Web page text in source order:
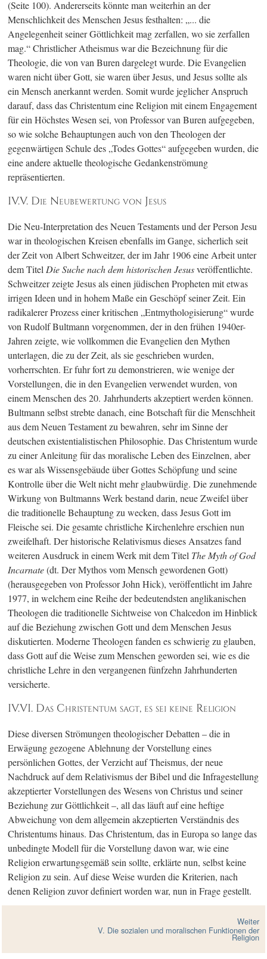
(Seite 100). Andererseits könnte man weiterhin an der
Menschlichkeit des Menschen Jesus festhalten: „... die
Angelegenheit seiner Göttlichkeit mag zerfallen, wo sie zerfallen
mag.“ Christlicher Atheismus war die Bezeichnung für die
Theologie, die von van Buren dargelegt wurde. Die Evangelien
waren nicht über Gott, sie waren über Jesus, und Jesus sollte als
ein Mensch anerkannt werden. Somit wurde jeglicher Anspruch
darauf, dass das Christentum eine Religion mit einem Engagement
für ein Höchstes Wesen sei, von Professor van Buren aufgegeben,
so wie solche Behauptungen auch von den Theologen der
gegenwärtigen Schule des „Todes Gottes“ aufgegeben wurden, die
eine andere aktuelle theologische Gedankenströmung
repräsentierten.
IV.V. Die Neubewertung von Jesus
Die Neu-Interpretation des Neuen Testaments und der Person Jesu
war in theologischen Kreisen ebenfalls im Gange, sicherlich seit
der Zeit von Albert Schweitzer, der im Jahr 1906 eine Arbeit unter
dem Titel Die Suche nach dem historischen Jesusveröffentlichte.
Schweitzer zeigte Jesus als einen jüdischen Propheten mit etwas
irrigen Ideen und in hohem Maße ein Geschöpf seiner Zeit. Ein
radikalerer Prozess einer kritischen „Entmythologisierung“ wurde
von Rudolf Bultmann vorgenommen, der in den frühen 1940er-
Jahren zeigte, wie vollkommen die Evangelien den Mythen
unterlagen, die zu der Zeit, als sie geschrieben wurden,
vorherrschten. Er fuhr fort zu demonstrieren, wie wenige der
Vorstellungen, die in den Evangelien verwendet wurden, von
einem Menschen des 20. Jahrhunderts akzeptiert werden können.
Bultmann selbst strebte danach, eine Botschaft für die Menschheit
aus dem Neuen Testament zu bewahren, sehr im Sinne der
deutschen existentialistischen Philosophie. Das Christentum wurde
zu einer Anleitung für das moralische Leben des Einzelnen, aber
es war als Wissensgebäude über Gottes Schöpfung und seine
Kontrolle über die Welt nicht mehr glaubwürdig. Die zunehmende
Wirkung von Bultmanns Werk bestand darin, neue Zweifel über
die traditionelle Behauptung zu wecken, dass Jesus Gott im
Fleische sei. Die gesamte christliche Kirchenlehre erschien nun
zweifelhaft. Der historische Relativismus dieses Ansatzes fand
weiteren Ausdruck in einem Werk mit dem Titel The Myth of God
Incarnate(dt. Der Mythos vom Mensch gewordenen Gott)
(herausgegeben von Professor John Hick), veröffentlicht im Jahre
1977, in welchem eine Reihe der bedeutendsten anglikanischen
Theologen die traditionelle Sichtweise von Chalcedon im Hinblick
auf die Beziehung zwischen Gott und dem Menschen Jesus
diskutierten. Moderne Theologen fanden es schwierig zu glauben,
dass Gott auf die Weise zum Menschen geworden sei, wie es die
christliche Lehre in den vergangenen fünfzehn Jahrhunderten
versicherte.
IV.VI. Das Christentum sagt, es sei keine Religion
Diese diversen Strömungen theologischer Debatten – die in
Erwägung gezogene Ablehnung der Vorstellung eines
persönlichen Gottes, der Verzicht auf Theismus, der neue
Nachdruck auf dem Relativismus der Bibel und die Infragestellung
akzeptierter Vorstellungen des Wesens von Christus und seiner
Beziehung zur Göttlichkeit –, all das läuft auf eine heftige
Abweichung von dem allgemein akzeptierten Verständnis des
Christentums hinaus. Das Christentum, das in Europa so lange das
unbedingte Modell für die Vorstellung davon war, wie eine
Religion erwartungsgemäß sein sollte, erklärte nun, selbst keine
Religion zu sein. Auf diese Weise wurden die Kriterien, nach
denen Religion zuvor definiert worden war, nun in Frage gestellt.
Weiter
V. Die sozialen und moralischen Funktionen der
Religion